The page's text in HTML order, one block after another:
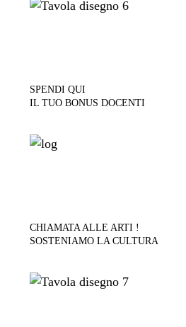
SPENDI QUI
IL TUO BONUS DOCENTI
CHIAMATA ALLE ARTI !
SOSTENIAMO LA CULTURA